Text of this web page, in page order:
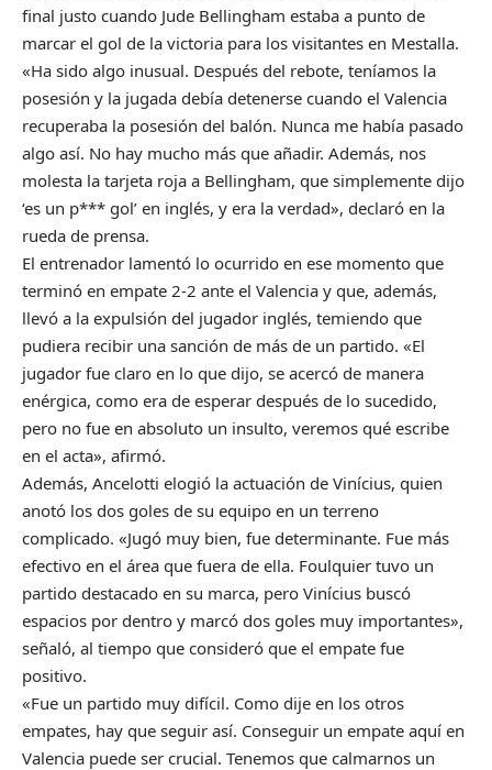
final justo cuando Jude Bellingham estaba a punto de
marcar el gol de la victoria para los visitantes en Mestalla.
«Ha sido algo inusual. Después del rebote, teníamos la
posesión y la jugada debía detenerse cuando el Valencia
recuperaba la posesión del balón. Nunca me había pasado
algo así. No hay mucho más que añadir. Además, nos
molesta la tarjeta roja a Bellingham, que simplemente dijo
‘es un p*** gol’ en inglés, y era la verdad», declaró en la
rueda de prensa.
El entrenador lamentó lo ocurrido en ese momento que
terminó en empate 2-2 ante el Valencia y que, además,
llevó a la expulsión del jugador inglés, temiendo que
pudiera recibir una sanción de más de un partido. «El
jugador fue claro en lo que dijo, se acercó de manera
enérgica, como era de esperar después de lo sucedido,
pero no fue en absoluto un insulto, veremos qué escribe
en el acta», afirmó.
Además, Ancelotti elogió la actuación de Vinícius, quien
anotó los dos goles de su equipo en un terreno
complicado. «Jugó muy bien, fue determinante. Fue más
efectivo en el área que fuera de ella. Foulquier tuvo un
partido destacado en su marca, pero Vinícius buscó
espacios por dentro y marcó dos goles muy importantes»,
señaló, al tiempo que consideró que el empate fue
positivo.
«Fue un partido muy difícil. Como dije en los otros
empates, hay que seguir así. Conseguir un empate aquí en
Valencia puede ser crucial. Tenemos que calmarnos un